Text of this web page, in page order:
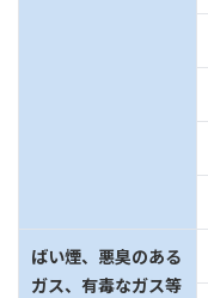
ばい煙、悪臭のある
ガス、有毒なガス等